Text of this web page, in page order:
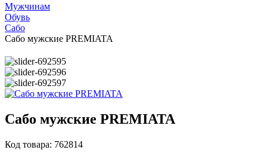
Мужчинам
Обувь
Сабо
Сабо мужские PREMIATA
Сабо мужские PREMIATA
Код товара: 762814